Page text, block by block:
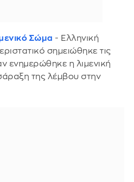
Σώμα - Ελληνική
σημειώθηκε τις
ενημερώθηκε η λιμενική
της λέμβου στην